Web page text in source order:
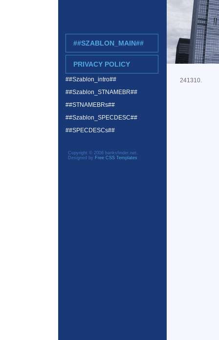
##SZABLON_MAIN##
PRIVACY POLICY
##Szablon_intro##
##Szablon_STNAMEBR##
##STNAMEBRs##
##Szablon_SPECDESC##
##SPECDESCs##
Copyright © 2006 banksfinder.net.
Designed by Free CSS Templates
241310.